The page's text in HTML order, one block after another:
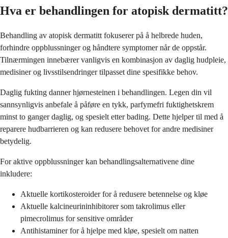
Hva er behandlingen for atopisk dermatitt?
Behandling av atopisk dermatitt fokuserer på å helbrede huden,
forhindre oppblussninger og håndtere symptomer når de oppstår.
Tilnærmingen innebærer vanligvis en kombinasjon av daglig hudpleie,
medisiner og livsstilsendringer tilpasset dine spesifikke behov.
Daglig fukting danner hjørnesteinen i behandlingen. Legen din vil
sannsynligvis anbefale å påføre en tykk, parfymefri fuktighetskrem
minst to ganger daglig, og spesielt etter bading. Dette hjelper til med å
reparere hudbarrieren og kan redusere behovet for andre medisiner
betydelig.
For aktive oppblussninger kan behandlingsalternativene dine
inkludere:
Aktuelle kortikosteroider for å redusere betennelse og kløe
Aktuelle kalcineurininhibitorer som takrolimus eller
pimecrolimus for sensitive områder
Antihistaminer for å hjelpe med kløe, spesielt om natten